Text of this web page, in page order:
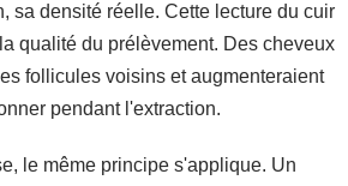
sa densité réelle. Cette lecture du cuir
qualité du prélèvement. Des cheveux
follicules voisins et augmenteraient
pendant l'extraction.
le même principe s'applique. Un